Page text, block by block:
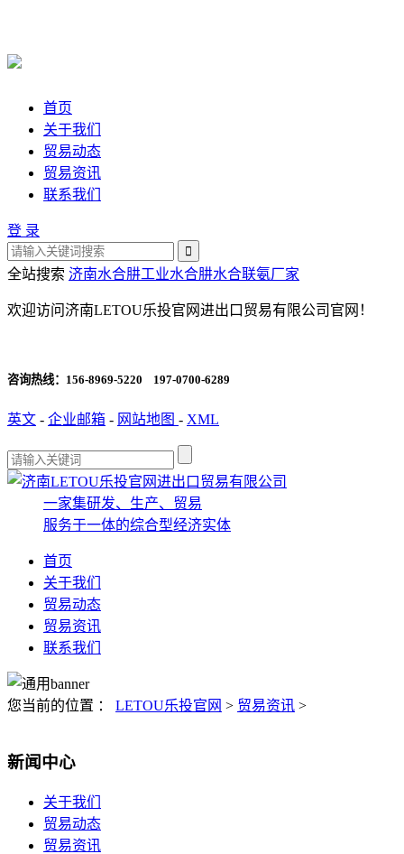
首页
关于我们
贸易动态
贸易资讯
联系我们
登 录
全站搜索 济南水合肼工业水合肼水合联氨厂家
欢迎访问济南LETOU乐投官网进出口贸易有限公司官网！
咨询热线： 156-8969-5220 197-0700-6289
英文 - 企业邮箱 - 网站地图 - XML
一家集研发、生产、贸易
服务于一体的综合型经济实体
首页
关于我们
贸易动态
贸易资讯
联系我们
您当前的位置 ： LETOU乐投官网 > 贸易资讯 >
新闻中心
关于我们
贸易动态
贸易资讯